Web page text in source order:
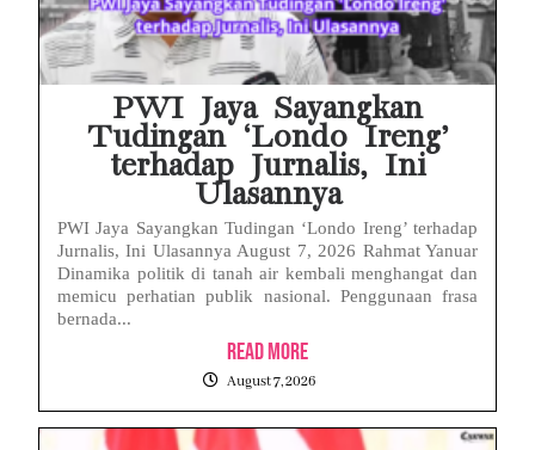
PWI Jaya Sayangkan
Tudingan ‘Londo Ireng’
terhadap Jurnalis, Ini
Ulasannya
PWI Jaya Sayangkan Tudingan ‘Londo Ireng’ terhadap
Jurnalis, Ini Ulasannya August 7, 2026 Rahmat Yanuar
Dinamika politik di tanah air kembali menghangat dan
memicu perhatian publik nasional. Penggunaan frasa
bernada...
Read More
August 7, 2026